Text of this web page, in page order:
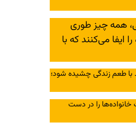
همه چیز طوری
ایفا می‌کنند که با
با طعم زندگی چشیده شود؛
خانواده‌ها را در دست